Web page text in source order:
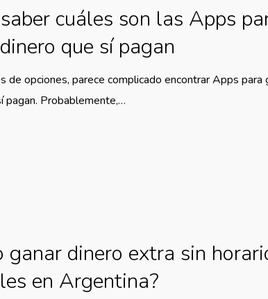
cuáles son las Apps
que sí pagan
de opciones, parece complicado encontrar Apps para
pagan. Probablemente,…
ganar dinero extra sin
en Argentina?